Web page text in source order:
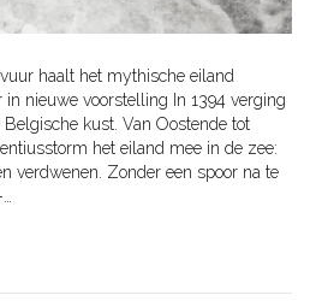
haalt het mythische eiland
in nieuwe voorstelling In 1394 verging
kust. Van Oostende tot
het eiland mee in de zee:
verdwenen. Zonder een spoor na te